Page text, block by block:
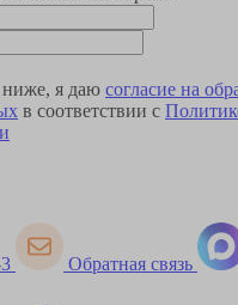
я даю согласие на
в соответствии с
Обратная связь